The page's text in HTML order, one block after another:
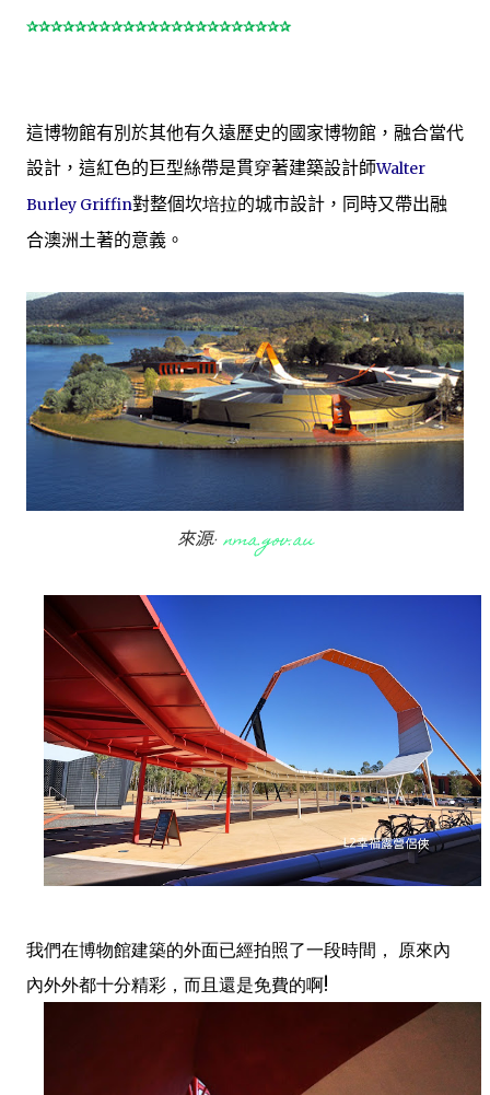
✰✰✰✰✰✰✰✰✰✰✰✰✰✰✰✰✰✰✰✰✰✰
這博物館有別於其他有久遠歷史的國家博物館，融合當代
設計，這紅色的巨型絲帶是貫穿著建築設計師Walter
Burley Griffin對整個坎培拉的城市設計，同時又帶出融
合澳洲土著的意義。
來源:nma.gov.au
我們在博物館建築的外面已經拍照了一段時間， 原來內
內外外都十分精彩，而且還是免費的啊!